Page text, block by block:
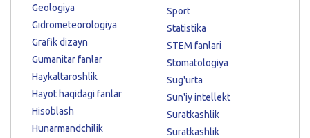
Geologiya
Gidrometeorologiya
Grafik dizayn
Gumanitar fanlar
Haykaltaroshlik
Hayot haqidagi fanlar
Hisoblash
Hunarmandchilik
Sport
Statistika
STEM fanlari
Stomatologiya
Sug'urta
Sun'iy intellekt
Suratkashlik
Suratkashlik